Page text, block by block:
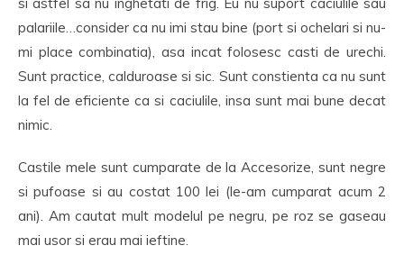
palariile…consider ca nu imi stau bine (port si ochelari si nu-
mi place combinatia), asa incat folosesc casti de urechi.
Sunt practice, calduroase si sic. Sunt constienta ca nu sunt
la fel de eficiente ca si caciulile, insa sunt mai bune decat
nimic.
Castile mele sunt cumparate de la Accesorize, sunt negre
si pufoase si au costat 100 lei (le-am cumparat acum 2
ani). Am cautat mult modelul pe negru, pe roz se gaseau
mai usor si erau mai ieftine.